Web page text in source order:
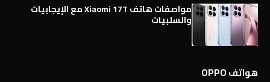
مواصفات هاتف Xiaomi 17T مع الإيجابيات
والسلبيات
هواتف OPPO